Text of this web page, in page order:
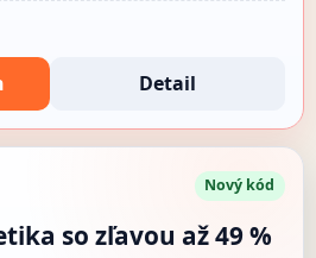
Detail
Nový kód
so zľavou až 49 %